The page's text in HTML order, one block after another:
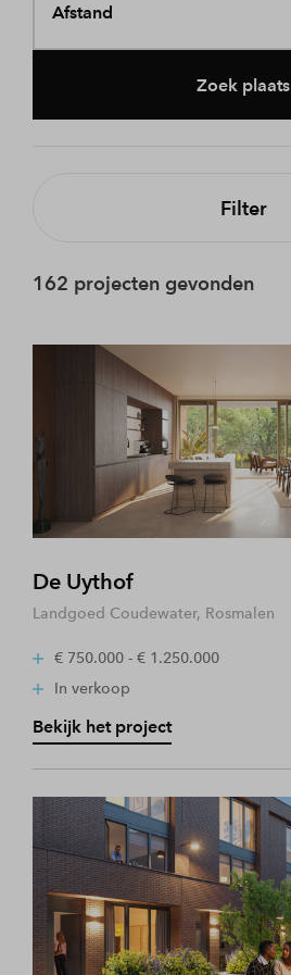
Afstand
Zoek plaats
Filter
162 projecten gevonden
De Uythof
Landgoed Coudewater, Rosmalen
€ 750.000 - € 1.250.000
In verkoop
Bekijk het project